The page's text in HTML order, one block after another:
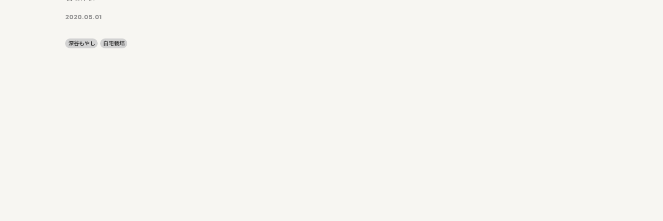
2020.05.01
深谷もやし 自宅栽培